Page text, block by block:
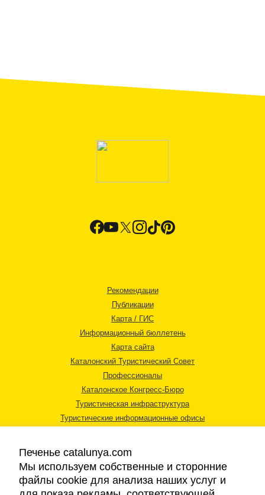
Рекомендации
Публикации
Карта / ГИС
Информационный бюллетень
Карта сайта
Каталонский Туристический Совет
Профессионалы
Каталонское Конгресс-Бюро
Туристическая инфраструктура
Туристические информационные офисы
Печенье catalunya.com
Мы используем собственные и сторонние
файлы cookie для анализа наших услуг и